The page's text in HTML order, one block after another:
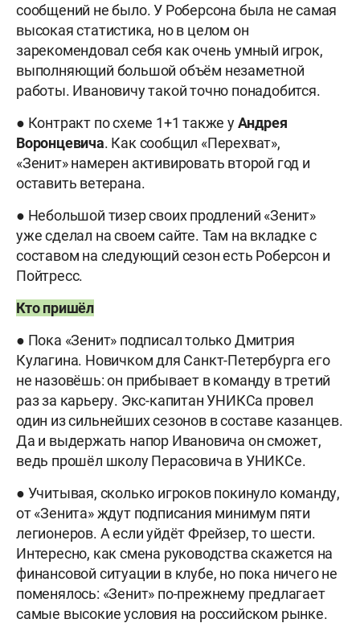
сообщений не было. У Роберсона была не самая
высокая статистика, но в целом он
зарекомендовал себя как очень умный игрок,
выполняющий большой объём незаметной
работы. Ивановичу такой точно понадобится.
● Контракт по схеме 1+1 также уАндрея
Воронцевича. Как сообщил «Перехват»,
«Зенит» намерен активировать второй год и
оставить ветерана.
● Небольшой тизер своих продлений «Зенит»
уже сделал на своем сайте. Там на вкладке с
составом на следующий сезон есть Роберсон и
Пойтресс.
Кто пришёл
● Пока «Зенит» подписал только Дмитрия
Кулагина. Новичком для Санкт-Петербурга его
не назовёшь: он прибывает в команду в третий
раз за карьеру. Экс-капитан УНИКСа провел
один из сильнейших сезонов в составе казанцев.
Да и выдержать напор Ивановича он сможет,
ведь прошёл школу Перасовича в УНИКСе.
● Учитывая, сколько игроков покинуло команду,
от «Зенита» ждут подписания минимум пяти
легионеров. А если уйдёт Фрейзер, то шести.
Интересно, как смена руководства скажется на
финансовой ситуации в клубе, но пока ничего не
поменялось: «Зенит» по-прежнему предлагает
самые высокие условия на российском рынке.